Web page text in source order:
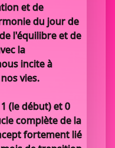
et de
du jour de
l'équilibre et de
la
incite à
vies.
(le début) et 0
complète de la
fortement lié